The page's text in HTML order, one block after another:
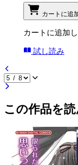
カートに追
カートに追加
試し読み
この作品を